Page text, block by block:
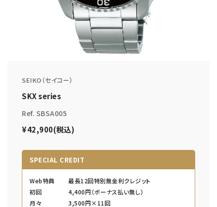
SEIKO（セイコー）
SKX series
Ref. SBSA005
¥42,900(税込)
SPECIAL CREDIT
Web特典
最長12回特別無金利クレジット
初回
4,400円（ボーナス払い無し）
月々
3,500円×11回